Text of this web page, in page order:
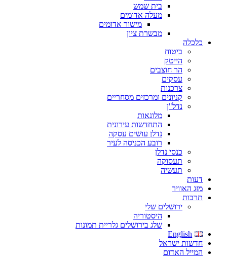
בית שמש
מעלה אדומים
מישור אדומים
מבשרת ציון
כלכלה
ביטוח
הייטק
הר חוצבים
עסקים
צרכנות
קניונים ומרכזים מסחריים
נדל"ן
מלונאות
התחדשות עירונית
נדלן עושים עסקה
רובע הכניסה לעיר
כנסי נדלן
תעסוקה
תעשיה
דעות
מזג האוויר
תרבות
ירושלים שלי
היסטוריה
שלג בירושלים גלריית תמונות
English
חדשות ישראל
המייל האדום